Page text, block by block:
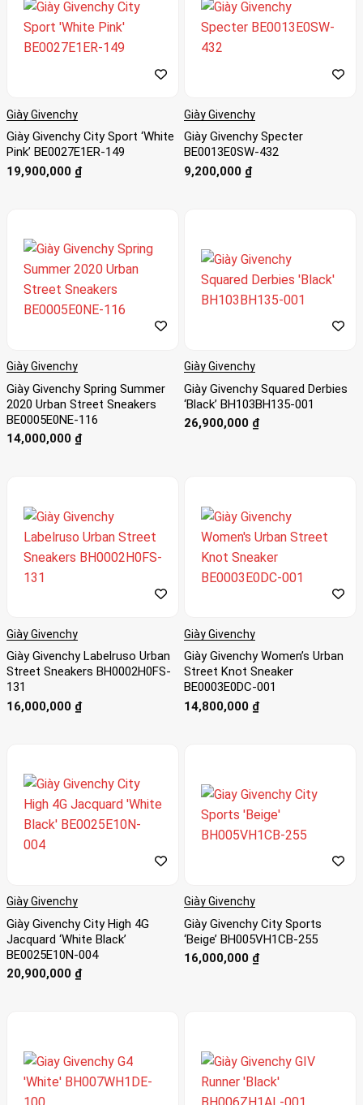
Giày Givenchy
Giày Givenchy City Sport ‘White
Pink’ BE0027E1ER-149
19,900,000 ₫
Giày Givenchy
Giày Givenchy Specter
BE0013E0SW-432
9,200,000 ₫
Giày Givenchy
Giày Givenchy Spring Summer
2020 Urban Street Sneakers
BE0005E0NE-116
14,000,000 ₫
Giày Givenchy
Giày Givenchy Squared Derbies
‘Black’ BH103BH135-001
26,900,000 ₫
Giày Givenchy
Giày Givenchy Labelruso Urban
Street Sneakers BH0002H0FS-
131
16,000,000 ₫
Giày Givenchy
Giày Givenchy Women’s Urban
Street Knot Sneaker
BE0003E0DC-001
14,800,000 ₫
Giày Givenchy
Giày Givenchy City High 4G
Jacquard ‘White Black’
BE0025E10N-004
20,900,000 ₫
Giày Givenchy
Giày Givenchy City Sports
‘Beige’ BH005VH1CB-255
16,000,000 ₫